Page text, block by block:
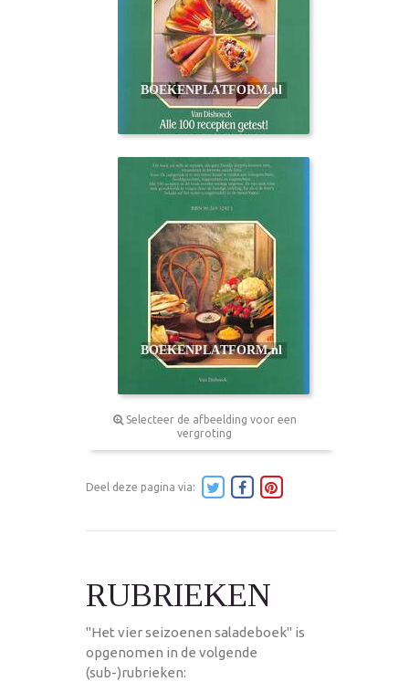
Selecteer de afbeelding voor een
vergroting
Deel deze pagina via:
RUBRIEKEN
"Het vier seizoenen saladeboek" is
opgenomen in de volgende
(sub-)rubrieken: